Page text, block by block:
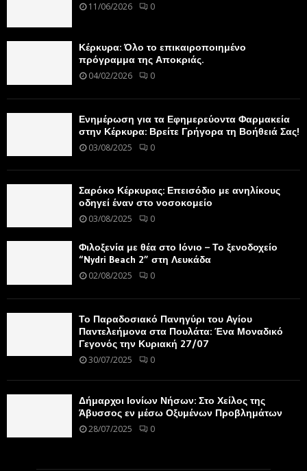
11/06/2026 0
Κέρκυρα: Όλο το επικαιροποιημένο
πρόγραμμα της Αποκριάς.
04/02/2026 0
Ενημέρωση για τα Εφημερεύοντα Φαρμακεία
στην Κέρκυρα: Βρείτε Γρήγορα τη Βοήθειά Σας!
03/08/2025 0
Σαρόκο Κέρκυρας: Επεισόδιο με ανηλίκους
οδηγεί έναν στο νοσοκομείο
03/08/2025 0
Φιλοξενία με θέα στο Ιόνιο – Το ξενοδοχείο
“Nydri Beach 2” στη Λευκάδα
02/08/2025 0
Το Παραδοσιακό Πανηγύρι του Αγίου
Παντελεήμονα στα Πουλάτα: Ένα Μοναδικό
Γεγονός την Κυριακή 27/07
30/07/2025 0
Δήμαρχοι Ιονίων Νήσων: Στο Χείλος της
Άβυσσος εν μέσω Οξυμένων Προβλημάτων
28/07/2025 0